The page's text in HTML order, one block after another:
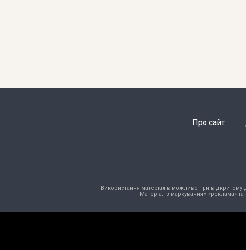
Про сайт
Використання матеріалів можливе при відкритому
Матеріал з маркуванням «реклама»